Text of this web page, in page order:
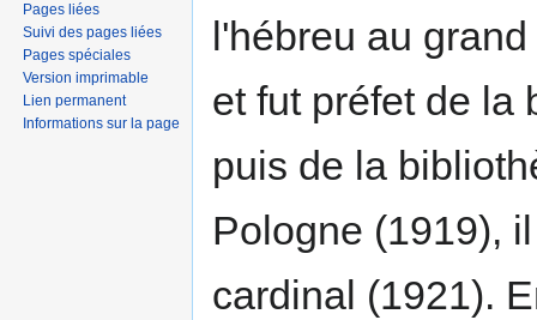
l'hébreu au
et fut préfet de la
puis de la
Pologne (1919),
cardinal (1921).
Pages liées
Suivi des pages liées
Pages spéciales
Version imprimable
Lien permanent
Informations sur la page